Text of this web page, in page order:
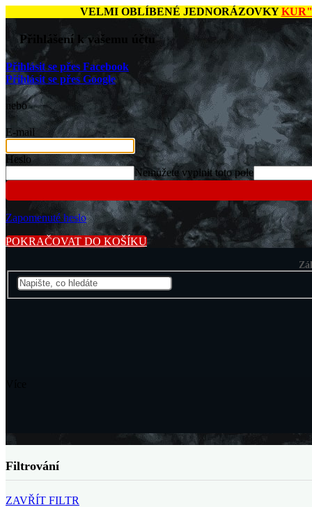
VELMI OBLÍBENÉ JEDNORÁZOVKY
E-mail
Heslo
Nemůžete vyplnit toto pole
Zapomenuté heslo
nebo
Přihlásit se přes Facebook
Přihlásit se přes Google
POKRAČOVAT DO KOŠÍKU
ZAVŘÍT FILTR